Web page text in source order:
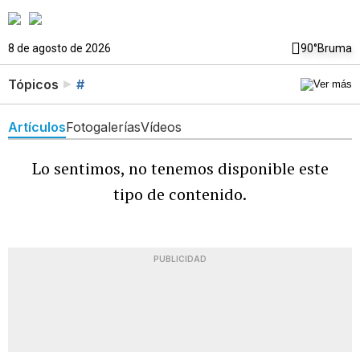
8 de agosto de 2026 90°Bruma
Tópicos #
ArtículosFotogaleríasVídeos
Lo sentimos, no tenemos disponible este
tipo de contenido.
PUBLICIDAD